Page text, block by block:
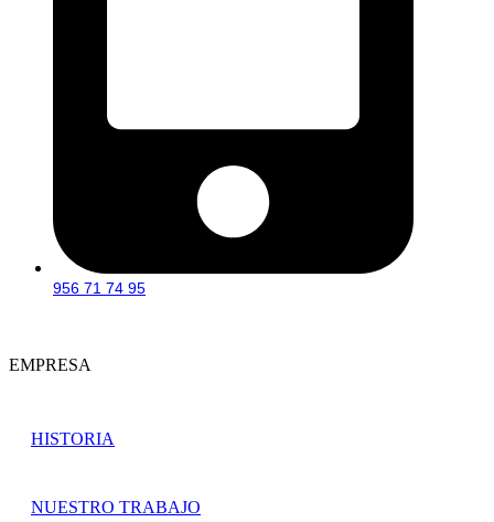
956 71 74 95
EMPRESA
HISTORIA
NUESTRO TRABAJO